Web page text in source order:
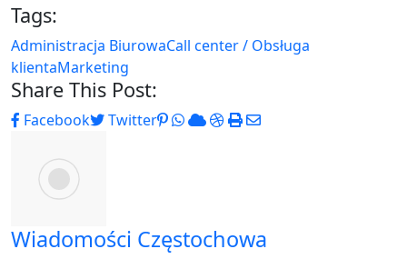
Tags:
Administracja BiurowaCall center / Obsługa
klientaMarketing
Share This Post:
Facebook Twitter Pinterest
Whatsapp
CloudStumbleUpon
PrintShare
Wiadomości Częstochowa